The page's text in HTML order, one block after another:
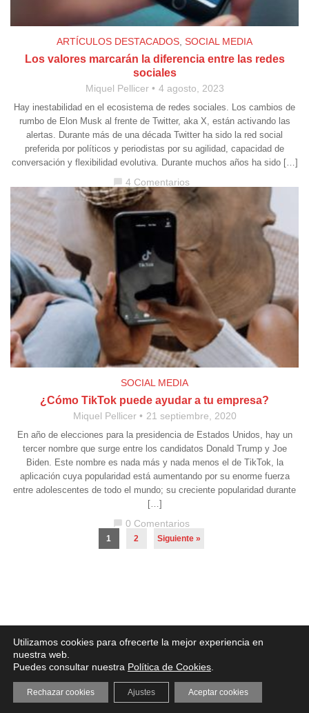
ARTÍCULOS DESTACADOS, SOCIAL MEDIA
Los valores marcarán la diferencia entre las redes
sociales
Miquel Pellicer 4 agosto, 2023
Hay inestabilidad en el ecosistema de redes sociales. Los cambios de
rumbo de Elon Musk al frente de Twitter, aka X, están activando las
alertas. Durante más de una década Twitter ha sido la red social
preferida por políticos y periodistas por su agilidad, capacidad de
conversación y flexibilidad evolutiva. Durante muchos años ha sido […]
chat_bubble 4 Comentarios
SOCIAL MEDIA
¿Cómo TikTok puede ayudar a tu empresa?
Miquel Pellicer 21 septiembre, 2020
En año de elecciones para la presidencia de Estados Unidos, hay un
tercer nombre que surge entre los candidatos Donald Trump y Joe
Biden. Este nombre es nada más y nada menos el de TikTok, la
aplicación cuya popularidad está aumentando por su enorme fuerza
entre adolescentes de todo el mundo; su creciente popularidad durante
[…]
0 Comentarios
1 2 Siguiente »
Aviso legal·Política de Privacidad·Política de Cookies
Utilizamos cookies para ofrecerte la mejor experiencia en
nuestra web.
Puedes consultar nuestra Política de Cookies
Aceptar cookies
Rechazar cookies Ajustes